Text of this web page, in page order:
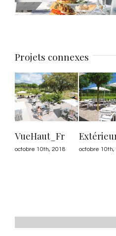
Projets connexes
VueHaut_Fr
octobre 10th, 2018 octobre 10th,